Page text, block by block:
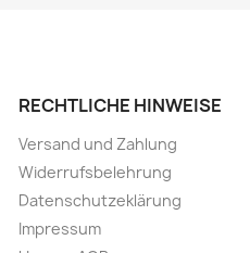
RECHTLICHE HINWEISE
Versand und Zahlung
Widerrufsbelehrung
Datenschutzeklärung
Impressum